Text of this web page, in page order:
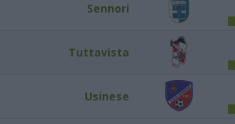
Sennori
Tuttavista
Usinese